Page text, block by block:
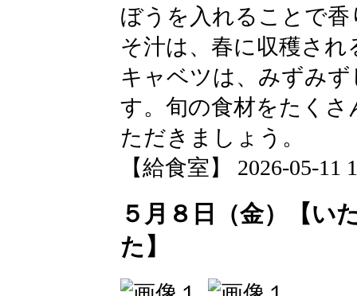
ぼうを入れることで
そ汁は、春に収穫さ
キャベツは、みずみ
す。旬の食材をたく
ただきましょう。
【給食室】 2026-05-11
５月８日（金）【い
た】